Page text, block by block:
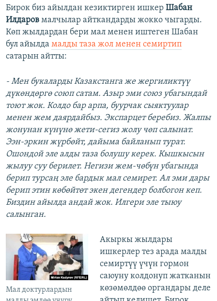
Бирок биз айылдан кезиктирген ишкер Шабан
Илдаров малчылар айткандарды жокко чыгарды.
Көп жылдардан бери мал менен иштеген Шабан
бул айылда малды таза жол менен семиртип
сатарын айтты:
- Мен букаларды Казакстанга же жергиликтүү
дүкөндөргө союп сатам. Азыр эми союз убагындай
тоют жок. Колдо бар арпа, буурчак сыяктуулар
менен жем даярдайбыз. Экспарцет беребиз. Жалпы
жонунан күнүнө жети-сегиз жолу чөп салынат.
Ээн-эркин жүрбөйт, дайыма байланып турат.
Ошондой эле алды таза болушу керек. Кышкысын
жылуу суу берилет. Негизи жем-чөбүн убагында
берип турсаң эле бардык мал семирет. Ал эми дары
берип этин көбөйтөт экен дегендер болбогон кеп.
Биздин айылда андай жок. Илгери эле тыюу
салынган.
Мал доктурлардын
Акыркы жылдары
ишкерлер тез арада малды
семиртүү үчүн гормон
саюуну колдонуп жатканын
көзөмөлдөө органдары деле